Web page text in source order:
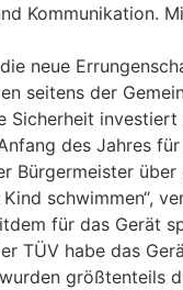
Kommunikation.
neue
seitens der
des Jahres
schwimmen“,
für das Gerät
habe das
größtenteils